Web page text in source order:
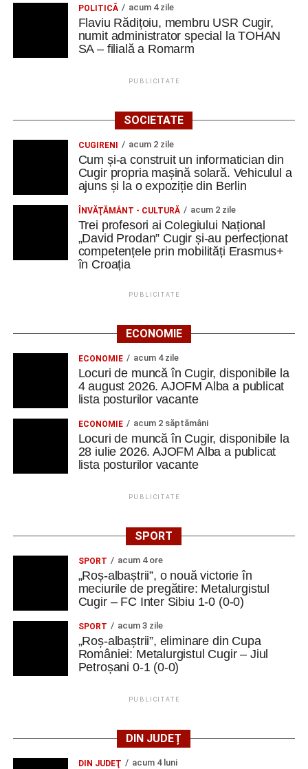
POLITICĂ acum 4 zile
Flaviu Rădițoiu, membru USR Cugir,
numit administrator special la TOHAN
SA – filială a Romarm
PUBLICITATE
SOCIETATE
CUGIRENI acum 2 zile
Cum și-a construit un informatician din
Cugir propria mașină solară. Vehiculul a
ajuns și la o expoziție din Berlin
ÎNVĂŢĂMÂNT - CULTURĂ acum 2 zile
Trei profesori ai Colegiului Național
„David Prodan” Cugir și-au perfecționat
competențele prin mobilități Erasmus+
în Croația
PUBLICITATE
ECONOMIE
ECONOMIE acum 4 zile
Locuri de muncă în Cugir, disponibile la
4 august 2026. AJOFM Alba a publicat
lista posturilor vacante
ECONOMIE acum 2 săptămâni
Locuri de muncă în Cugir, disponibile la
28 iulie 2026. AJOFM Alba a publicat
lista posturilor vacante
PUBLICITATE
SPORT
SPORT acum 4 ore
„Roș-albaștrii”, o nouă victorie în
meciurile de pregătire: Metalurgistul
Cugir – FC Inter Sibiu 1-0 (0-0)
SPORT acum 3 zile
„Roș-albaștrii”, eliminare din Cupa
României: Metalurgistul Cugir – Jiul
Petroșani 0-1 (0-0)
PUBLICITATE
DIN JUDEȚ
DIN JUDEŢ acum 4 luni